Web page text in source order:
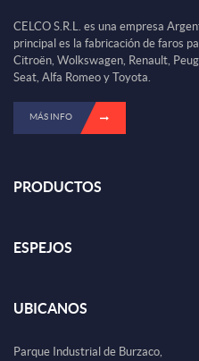
CELCO S.R.L. es una empresa
principal es la fabricación de faros
Citroën, Wolkswagen, Renault,
Seat, Alfa Romeo y Toyota.
MÁS INFO
PRODUCTOS
ESPEJOS
UBICANOS
Parque Industrial de Burzaco,